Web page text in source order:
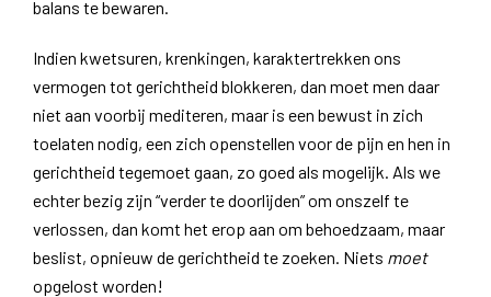
balans te bewaren.
Indien kwetsuren, krenkingen, karaktertrekken ons
vermogen tot gerichtheid blokkeren, dan moet men daar
niet aan voorbij mediteren, maar is een bewust in zich
toelaten nodig, een zich openstellen voor de pijn en hen in
gerichtheid tegemoet gaan, zo goed als mogelijk. Als we
echter bezig zijn “verder te doorlijden” om onszelf te
verlossen, dan komt het erop aan om behoedzaam, maar
beslist, opnieuw de gerichtheid te zoeken. Niets moet
opgelost worden!